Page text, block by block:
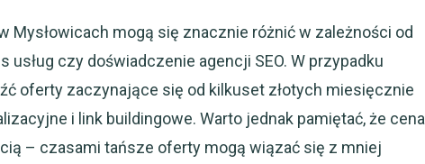
Mysłowicach mogą się znacznie różnić w zależności od
usług czy doświadczenie agencji SEO. W przypadku
oferty zaczynające się od kilkuset złotych miesięcznie
i link buildingowe. Warto jednak pamiętać, że cena
– czasami tańsze oferty mogą wiązać się z mniej